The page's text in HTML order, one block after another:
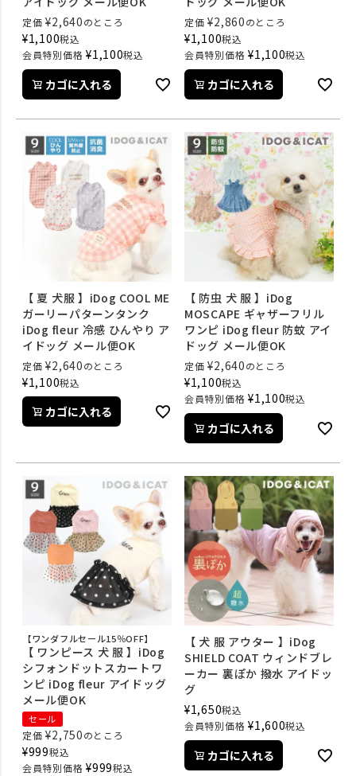
定価 ¥2,640のところ
¥1,100税込
会員特別価格 ¥1,100税込
カゴに入れる
定価 ¥2,860のところ
¥1,100税込
会員特別価格 ¥1,100税込
カゴに入れる
【 夏 犬服 】iDog COOL ME
ガーリーパターンタンク
iDog fleur 冷感 ひんやり ア
イドッグ メール便OK
定価 ¥2,640のところ
¥1,100税込
カゴに入れる
【 防虫 犬 服 】iDog
MOSCAPE ギャザーフリル
ワンピ iDog fleur 防蚊 アイ
ドッグ メール便OK
定価 ¥2,640のところ
¥1,100税込
会員特別価格 ¥1,100税込
カゴに入れる
【ワンダフルセール15％OFF】
【 ワンピース 犬 服 】iDog
シフォンドットスカートワ
ンピ iDog fleur アイドッグ
メール便OK
セール
定価 ¥2,750のところ
¥999税込
会員特別価格 ¥999税込
【 犬 服 アウター 】iDog
SHIELD COAT ウィンドブレ
ーカー 裏ぽか 撥水 アイドッ
グ
¥1,650税込
会員特別価格 ¥1,600税込
カゴに入れる